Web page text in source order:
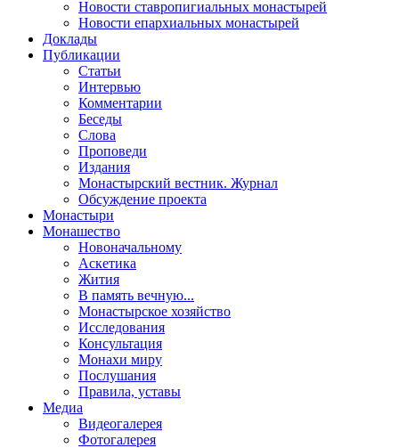
Новости ставропигиальных монастырей
Новости епархиальных монастырей
Доклады
Публикации
Статьи
Интервью
Комментарии
Беседы
Слова
Проповеди
Издания
Монастырский вестник. Журнал
Обсуждение проекта
Монастыри
Монашество
Новоначальному
Аскетика
Жития
В память вечную...
Монастырское хозяйство
Исследования
Консультация
Монахи миру
Послушания
Правила, уставы
Медиа
Видеогалерея
Фотогалерея